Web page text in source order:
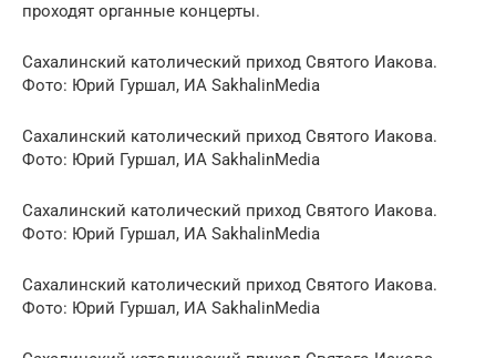
проходят органные концерты.
Сахалинский католический приход Святого Иакова.
Фото: Юрий Гуршал, ИА SakhalinMedia
Сахалинский католический приход Святого Иакова.
Фото: Юрий Гуршал, ИА SakhalinMedia
Сахалинский католический приход Святого Иакова.
Фото: Юрий Гуршал, ИА SakhalinMedia
Сахалинский католический приход Святого Иакова.
Фото: Юрий Гуршал, ИА SakhalinMedia